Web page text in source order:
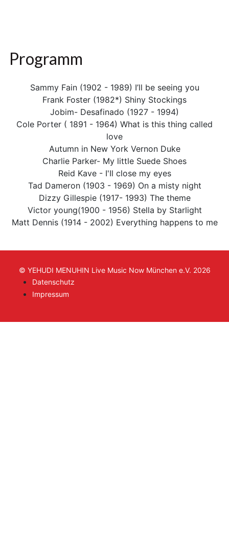
Programm
Sammy Fain (1902 - 1989) I’ll be seeing you
Frank Foster (1982*) Shiny Stockings
Jobim- Desafinado (1927 - 1994)
Cole Porter ( 1891 - 1964) What is this thing called
love
Autumn in New York Vernon Duke
Charlie Parker- My little Suede Shoes
Reid Kave - I'Il close my eyes
Tad Dameron (1903 - 1969) On a misty night
Dizzy Gillespie (1917- 1993) The theme
Victor young(1900 - 1956) Stella by Starlight
Matt Dennis (1914 - 2002) Everything happens to me
© YEHUDI MENUHIN Live Music Now München e.V. 2026
Datenschutz
Impressum